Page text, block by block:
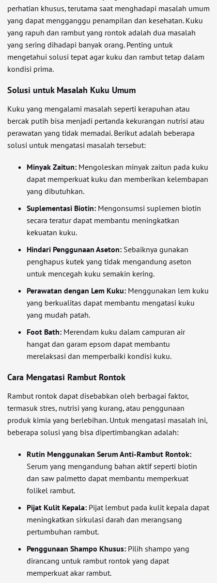
perhatian khusus, terutama saat menghadapi masalah umum
yang dapat mengganggu penampilan dan kesehatan. Kuku
yang rapuh dan rambut yang rontok adalah dua masalah
yang sering dihadapi banyak orang. Penting untuk
mengetahui solusi tepat agar kuku dan rambut tetap dalam
kondisi prima.
Solusi untuk Masalah Kuku Umum
Kuku yang mengalami masalah seperti kerapuhan atau
bercak putih bisa menjadi pertanda kekurangan nutrisi atau
perawatan yang tidak memadai. Berikut adalah beberapa
solusi untuk mengatasi masalah tersebut:
Minyak Zaitun: Mengoleskan minyak zaitun pada kuku
dapat memperkuat kuku dan memberikan kelembapan
yang dibutuhkan.
Suplementasi Biotin: Mengonsumsi suplemen biotin
secara teratur dapat membantu meningkatkan
kekuatan kuku.
Hindari Penggunaan Aseton: Sebaiknya gunakan
penghapus kutek yang tidak mengandung aseton
untuk mencegah kuku semakin kering.
Perawatan dengan Lem Kuku: Menggunakan lem kuku
yang berkualitas dapat membantu mengatasi kuku
yang mudah patah.
Foot Bath: Merendam kuku dalam campuran air
hangat dan garam epsom dapat membantu
merelaksasi dan memperbaiki kondisi kuku.
Cara Mengatasi Rambut Rontok
Rambut rontok dapat disebabkan oleh berbagai faktor,
termasuk stres, nutrisi yang kurang, atau penggunaan
produk kimia yang berlebihan. Untuk mengatasi masalah ini,
beberapa solusi yang bisa dipertimbangkan adalah:
Rutin Menggunakan Serum Anti-Rambut Rontok:
Serum yang mengandung bahan aktif seperti biotin
dan saw palmetto dapat membantu memperkuat
folikel rambut.
Pijat Kulit Kepala: Pijat lembut pada kulit kepala dapat
meningkatkan sirkulasi darah dan merangsang
pertumbuhan rambut.
Penggunaan Shampo Khusus: Pilih shampo yang
dirancang untuk rambut rontok yang dapat
memperkuat akar rambut.